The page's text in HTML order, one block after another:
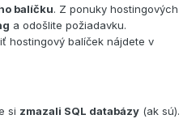
balíčku. Z ponuky hostingových
a odošlite požiadavku.
hostingový balíček nájdete v
si zmazali SQL databázy (ak sú).